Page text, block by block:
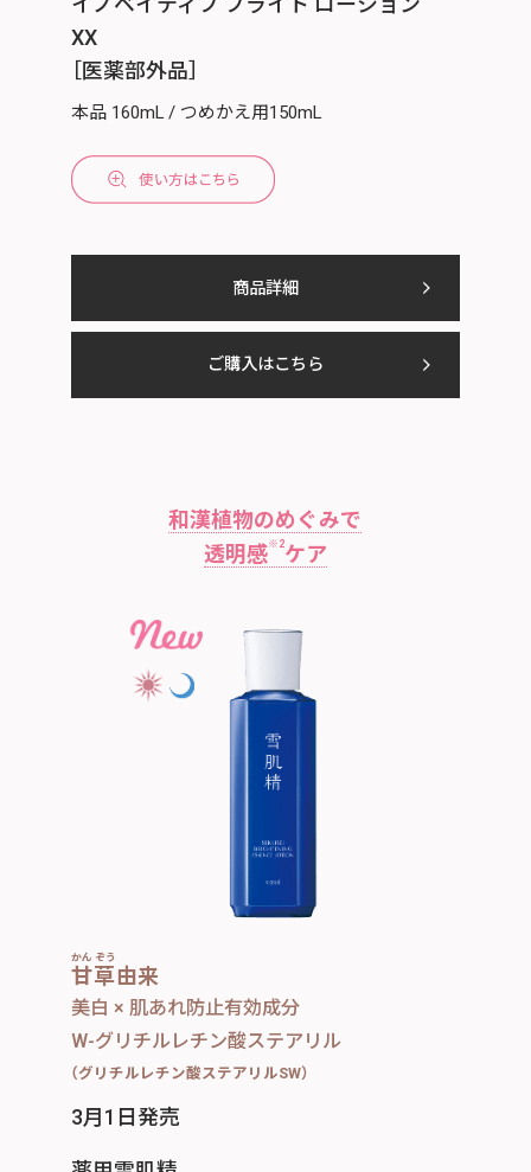
XX
［医薬部外品］
本品 160mL / つめかえ用150mL
商品詳細
ご購入はこちら
和漢植物のめぐみで
透明感※2ケア
甘草
かん ぞう
由来
美白 × 肌あれ防止有効成分
W-グリチルレチン酸ステアリル
（グリチルレチン酸ステアリルSW）
3月1日発売